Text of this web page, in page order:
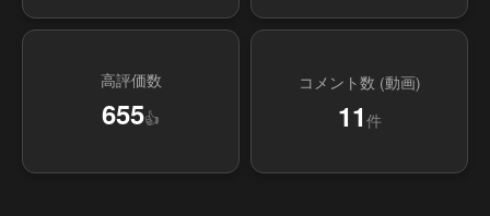
高評価数
655👍
コメント数 (動画)
11 件